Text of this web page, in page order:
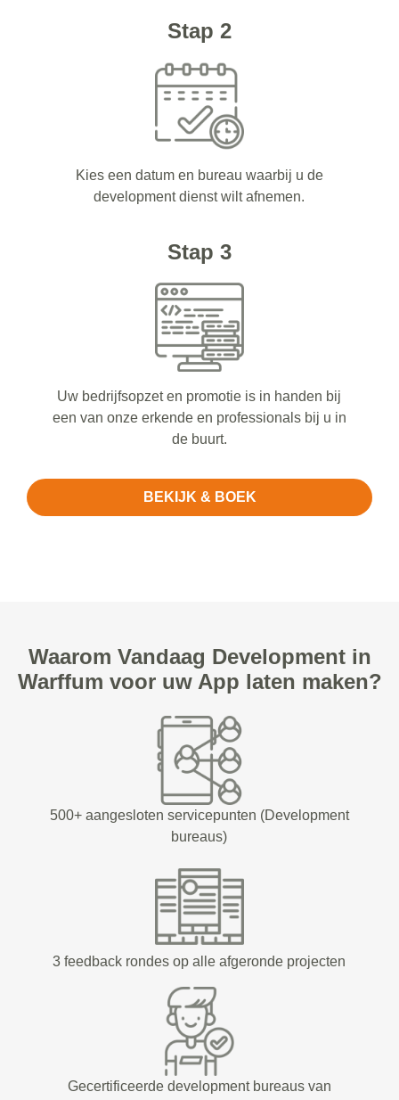
Stap 2
Kies een datum en bureau waarbij u de
development dienst wilt afnemen.
Stap 3
Uw bedrijfsopzet en promotie is in handen bij
een van onze erkende en professionals bij u in
de buurt.
BEKIJK & BOEK
Waarom Vandaag Development in
Warffum voor uw App laten maken?
500+ aangesloten servicepunten (Development
bureaus)
3 feedback rondes op alle afgeronde projecten
Gecertificeerde development bureaus van